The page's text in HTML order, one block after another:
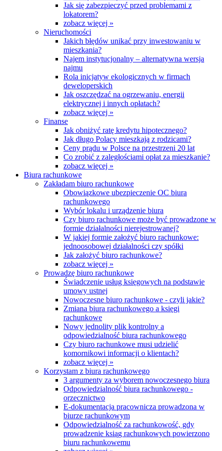
Jak się zabezpieczyć przed problemami z
lokatorem?
zobacz więcej »
Nieruchomości
Jakich błędów unikać przy inwestowaniu w
mieszkania?
Najem instytucjonalny – alternatywna wersja
najmu
Rola inicjatyw ekologicznych w firmach
deweloperskich
Jak oszczędzać na ogrzewaniu, energii
elektrycznej i innych opłatach?
zobacz więcej »
Finanse
Jak obniżyć ratę kredytu hipotecznego?
Jak długo Polacy mieszkają z rodzicami?
Ceny prądu w Polsce na przestrzeni 20 lat
Co zrobić z zaległościami opłat za mieszkanie?
zobacz więcej »
Biura rachunkowe
Zakładam biuro rachunkowe
Obowiązkowe ubezpieczenie OC biura
rachunkowego
Wybór lokalu i urządzenie biura
Czy biuro rachunkowe może być prowadzone w
formie działalności nierejestrowanej?
W jakiej formie założyć biuro rachunkowe:
jednoosobowej działalności czy spółki
Jak założyć biuro rachunkowe?
zobacz więcej »
Prowadzę biuro rachunkowe
Świadczenie usług księgowych na podstawie
umowy ustnej
Nowoczesne biuro rachunkowe - czyli jakie?
Zmiana biura rachunkowego a księgi
rachunkowe
Nowy jednolity plik kontrolny a
odpowiedzialność biura rachunkowego
Czy biuro rachunkowe musi udzielić
komornikowi informacji o klientach?
zobacz więcej »
Korzystam z biura rachunkowego
3 argumenty za wyborem nowoczesnego biura
Odpowiedzialność biura rachunkowego -
orzecznictwo
E-dokumentacja pracownicza prowadzona w
biurze rachunkowym
Odpowiedzialność za rachunkowość, gdy
prowadzenie ksiąg rachunkowych powierzono
biuru rachunkowemu